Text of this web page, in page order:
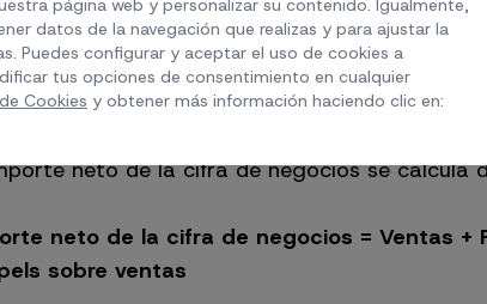
del importe neto de la
neto de la cifra de negocios se calcula
neto de la cifra de negocios = Ventas +
sobre ventas
página web y personalizar su contenido. Igualmente,
datos de la navegación que realizas y para ajustar la
Puedes configurar y aceptar el uso de cookies a
tus opciones de consentimiento en cualquier
Cookies y obtener más información haciendo clic en: